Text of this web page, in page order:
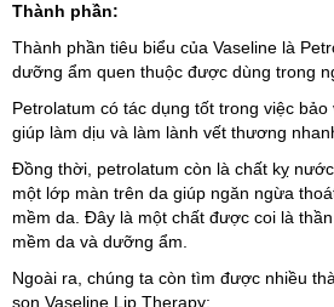
Thành phần:
Thành phần tiêu biểu của Vaseline là
dưỡng ẩm quen thuộc được dùng trong
Petrolatum có tác dụng tốt trong việc
giúp làm dịu và làm lành vết thương
Đồng thời, petrolatum còn là chất kỵ
một lớp màn trên da giúp ngăn ngừa
mềm da. Đây là một chất được coi là
mềm da và dưỡng ẩm.
Ngoài ra, chúng ta còn tìm được nhiều
son Vaseline Lip Therapy: